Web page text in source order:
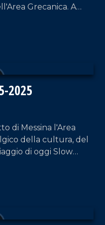
Grecanica. A
2025
di Messina l'Area
della cultura, del
di oggi Slow
gruppo di donne